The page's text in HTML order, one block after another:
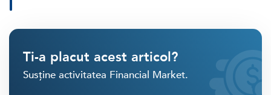
Ti-a placut acest articol?
Susține activitatea Financial Market.